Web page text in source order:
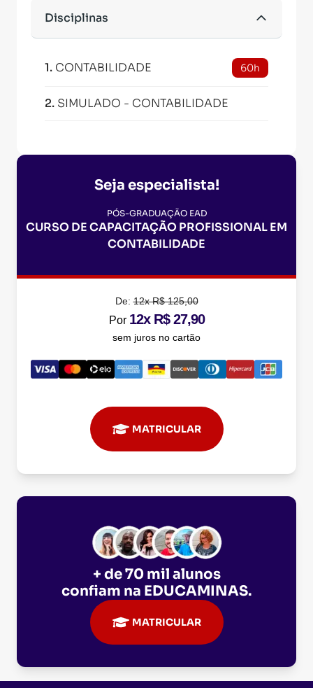
Disciplinas
1. CONTABILIDADE 60h
2. SIMULADO - CONTABILIDADE
Seja especialista!
PÓS-GRADUAÇÃO EAD
CURSO DE CAPACITAÇÃO PROFISSIONAL EM
CONTABILIDADE
De:12x R$ 125,00
Por 12x R$ 27,90
sem juros no cartão
MATRICULAR
+ de 70 mil alunos
confiam na EDUCAMINAS.
MATRICULAR